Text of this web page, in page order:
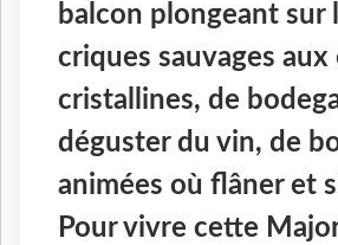
balcon plongeant sur
criques sauvages aux
cristallines, de
déguster du vin, de
animées où flâner et
Pour vivre cette